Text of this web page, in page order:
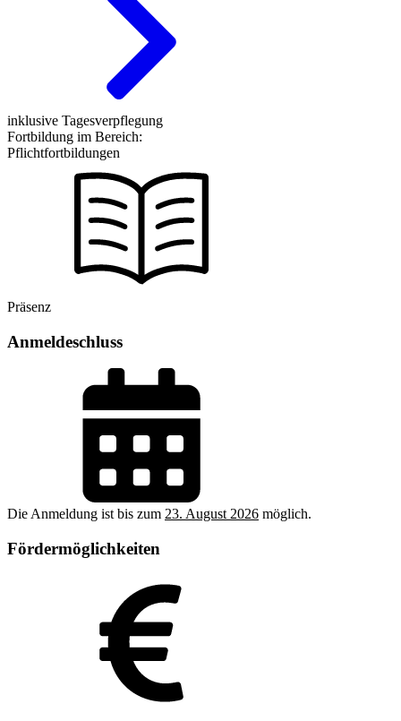
inklusive Tagesverpflegung
Fortbildung im Bereich:
Pflichtfortbildungen
Präsenz
Anmeldeschluss
Die Anmeldung ist bis zum 23. August 2026 möglich.
Fördermöglichkeiten